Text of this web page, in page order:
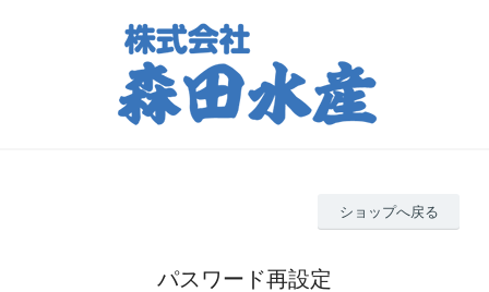
ショップへ戻る
パスワード再設定